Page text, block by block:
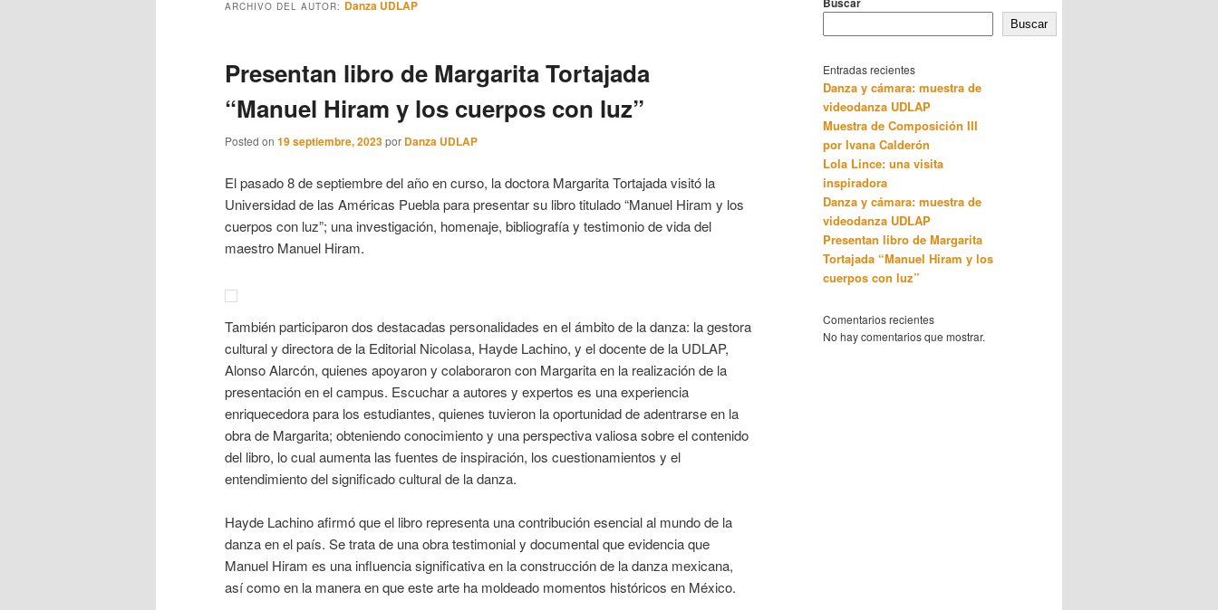
ARCHIVO DEL AUTOR: Danza UDLAP
Presentan libro de Margarita Tortajada
“Manuel Hiram y los cuerpos con luz”
Posted on 19 septiembre, 2023por Danza UDLAP
El pasado 8 de septiembre del año en curso, la doctora Margarita Tortajada visitó la
Universidad de las Américas Puebla para presentar su libro titulado “Manuel Hiram y los
cuerpos con luz”; una investigación, homenaje, bibliografía y testimonio de vida del
maestro Manuel Hiram.
También participaron dos destacadas personalidades en el ámbito de la danza: la gestora
cultural y directora de la Editorial Nicolasa, Hayde Lachino, y el docente de la UDLAP,
Alonso Alarcón, quienes apoyaron y colaboraron con Margarita en la realización de la
presentación en el campus. Escuchar a autores y expertos es una experiencia
enriquecedora para los estudiantes, quienes tuvieron la oportunidad de adentrarse en la
obra de Margarita; obteniendo conocimiento y una perspectiva valiosa sobre el contenido
del libro, lo cual aumenta las fuentes de inspiración, los cuestionamientos y el
entendimiento del significado cultural de la danza.
Hayde Lachino afirmó que el libro representa una contribución esencial al mundo de la
danza en el país. Se trata de una obra testimonial y documental que evidencia que
Manuel Hiram es una influencia significativa en la construcción de la danza mexicana,
así como en la manera en que este arte ha moldeado momentos históricos en México.
Buscar
Entradas recientes
Danza y cámara: muestra de
videodanza UDLAP
Muestra de Composición III
por Ivana Calderón
Lola Lince: una visita
inspiradora
Danza y cámara: muestra de
videodanza UDLAP
Presentan libro de Margarita
Tortajada “Manuel Hiram y los
cuerpos con luz”
Comentarios recientes
No hay comentarios que mostrar.